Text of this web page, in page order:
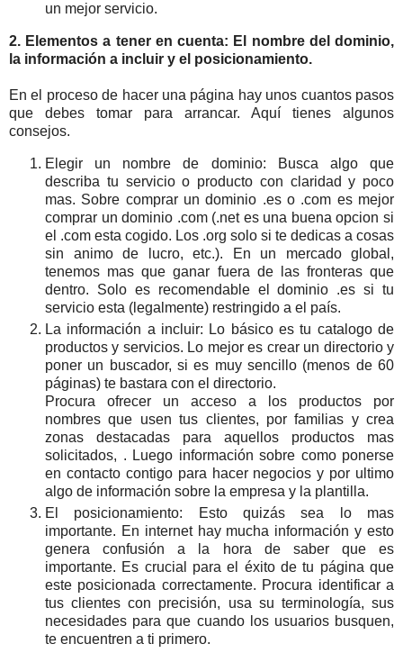
un mejor servicio.
2. Elementos a tener en cuenta: El nombre del dominio,
la información a incluir y el posicionamiento.
En el proceso de hacer una página hay unos cuantos pasos
que debes tomar para arrancar. Aquí tienes algunos
consejos.
Elegir un nombre de dominio: Busca algo que
describa tu servicio o producto con claridad y poco
mas. Sobre comprar un dominio .es o .com es mejor
comprar un dominio .com (.net es una buena opcion si
el .com esta cogido. Los .org solo si te dedicas a cosas
sin animo de lucro, etc.). En un mercado global,
tenemos mas que ganar fuera de las fronteras que
dentro. Solo es recomendable el dominio .es si tu
servicio esta (legalmente) restringido a el país.
La información a incluir: Lo básico es tu catalogo de
productos y servicios. Lo mejor es crear un directorio y
poner un buscador, si es muy sencillo (menos de 60
páginas) te bastara con el directorio.
Procura ofrecer un acceso a los productos por
nombres que usen tus clientes, por familias y crea
zonas destacadas para aquellos productos mas
solicitados, . Luego información sobre como ponerse
en contacto contigo para hacer negocios y por ultimo
algo de información sobre la empresa y la plantilla.
El posicionamiento: Esto quizás sea lo mas
importante. En internet hay mucha información y esto
genera confusión a la hora de saber que es
importante. Es crucial para el éxito de tu página que
este posicionada correctamente. Procura identificar a
tus clientes con precisión, usa su terminología, sus
necesidades para que cuando los usuarios busquen,
te encuentren a ti primero.